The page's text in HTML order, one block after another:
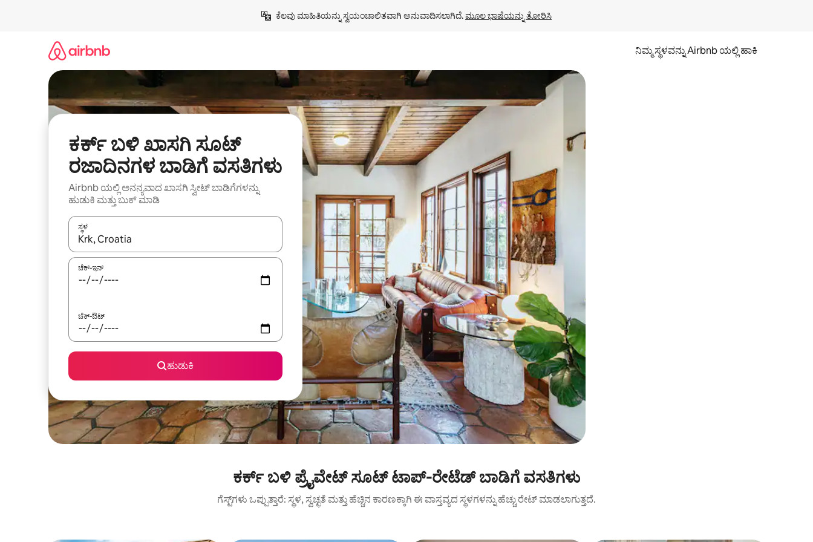
ಕೆಲವು ಮಾಹಿತಿಯನ್ನು ಸ್ವಯಂಚಾಲಿತವಾಗಿ ಅನುವಾದಿಸಲಾಗಿದೆ. ಮೂಲ ಭಾಷೆಯನ್ನು ತೋರಿಸಿ
ನಿಮ್ಮ ಸ್ಥಳವನ್ನು Airbnb ಯಲ್ಲಿ ಹಾಕಿ
ಕರ್ಕ್ ಬಳಿ ಖಾಸಗಿ ಸೂಟ್
ರಜಾದಿನಗಳ ಬಾಡಿಗೆ ವಸತಿಗಳು
Airbnb ಯಲ್ಲಿ ಅನನ್ಯವಾದ ಖಾಸಗಿ ಸ್ವೀಟ್‌ ಬಾಡಿಗೆಗಳನ್ನು
ಹುಡುಕಿ ಮತ್ತು ಬುಕ್ ಮಾಡಿ
ಸ್ಥಳ
ಫಲಿತಾಂಶಗಳು ಲಭ್ಯವಿರುವಾಗ, ಅಪ್ ಮತ್ತು ಡೌನ್ ಬಾಣದ ಕೀಲಿಗಳೊಂದಿಗೆ ನ್ಯಾವಿಗೇಟ್ ಮಾಡಿ ಅಥವಾ ಸ್ಪರ್ಶ ಅಥವಾ ಸ್ವೈಪ್ ಗೆಸ್ಚರ್‌ಗಳ ಮೂಲಕ ಅನ್ವೇಷಿಸಿ.
ಚೆಕ್-ಇನ್
ಚೆಕ್-ಔಟ್
ಹುಡುಕಿ
ಕರ್ಕ್ ಬಳಿ ಪ್ರೈವೇಟ್ ಸೂಟ್ ಟಾಪ್-ರೇಟೆಡ್ ಬಾಡಿಗೆ ವಸತಿಗಳು
ಗೆಸ್ಟ್‌ಗಳು ಒಪ್ಪುತ್ತಾರೆ: ಸ್ಥಳ, ಸ್ವಚ್ಛತೆ ಮತ್ತು ಹೆಚ್ಚಿನ ಕಾರಣಕ್ಕಾಗಿ ಈ ವಾಸ್ತವ್ಯದ ಸ್ಥಳಗಳನ್ನು ಹೆಚ್ಚು ರೇಟ್ ಮಾಡಲಾಗುತ್ತದೆ.